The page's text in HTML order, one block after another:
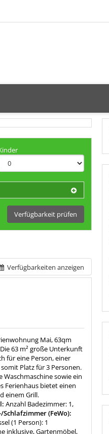
Verfügbarkeit prüfen
Verfügbarkeiten anzeigen
Mai, 63qm
63 m² große Unterkunft
für eine Person, einer
Platz für 3 Personen.
Waschmaschine sowie ein
Ferienhaus bietet einen
einem Grill.
Anzahl Badezimmer: 1,
Schlafzimmer (FeWo):
(1 Person): 1
inklusive, Gartenmöbel,